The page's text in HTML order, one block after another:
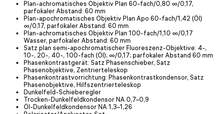
Plan-achromatisches Objektiv Plan 60-fach/0,80 ∞/0,17,
parfokaler Abstand: 60 mm
Plan-apochromatisches Objektiv Plan Apo 60-fach/1,42 (Öl)
∞/0,17, parfokaler Abstand: 60 mm
Plan-achromatisches Objektiv Plan 100-fach/1,10 ∞/0,17
Wasser, parfokaler Abstand: 60 mm
Satz plan semi-apochromatischer Fluoreszenz-Objektive: 4-,
10-, 20-, 40-, 100-fach (Öl); ∞/0,17; parfokaler Abstand 60 mm
Phasenkontrastgerät: Satz Phasenschieber, Satz
Phasenobjektive, Zentrierteleskop
Phasenkontrastvorrichtung: Phasenkontrastkondensor, Satz
Phasenobjektive, Hilfszentrierteleskop
Dunkelfeld-Schieberegler
Trocken-Dunkelfeldkondensor NA 0,7–0,9
Öl-Dunkelfeldkondensor NA 1,3–1,26